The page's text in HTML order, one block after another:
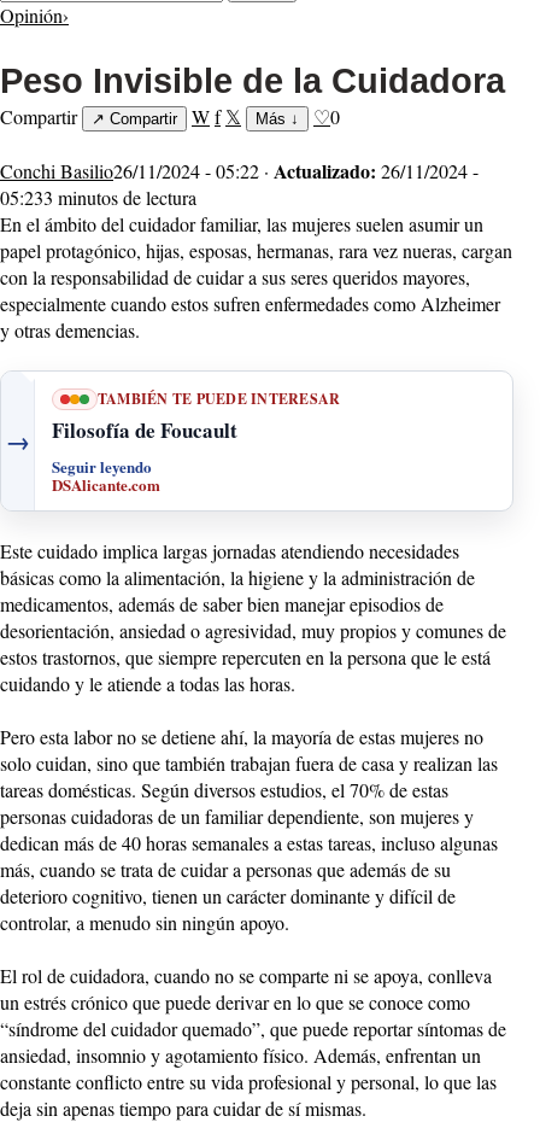
Opinión›
Peso Invisible de la Cuidadora
Compartir ↗ Compartir Wf 𝕏 Más ↓ ♡0
Conchi Basilio26/11/2024 - 05:22 · Actualizado: 26/11/2024 -
05:233 minutos de lectura
En el ámbito del cuidador familiar, las mujeres suelen asumir un
papel protagónico, hijas, esposas, hermanas, rara vez nueras, cargan
con la responsabilidad de cuidar a sus seres queridos mayores,
especialmente cuando estos sufren enfermedades como Alzheimer
y otras demencias.
→
TAMBIÉN TE PUEDE INTERESAR
Filosofía de Foucault
Seguir leyendo
DSAlicante.com
Este cuidado implica largas jornadas atendiendo necesidades
básicas como la alimentación, la higiene y la administración de
medicamentos, además de saber bien manejar episodios de
desorientación, ansiedad o agresividad, muy propios y comunes de
estos trastornos, que siempre repercuten en la persona que le está
cuidando y le atiende a todas las horas.
Pero esta labor no se detiene ahí, la mayoría de estas mujeres no
solo cuidan, sino que también trabajan fuera de casa y realizan las
tareas domésticas. Según diversos estudios, el 70% de estas
personas cuidadoras de un familiar dependiente, son mujeres y
dedican más de 40 horas semanales a estas tareas, incluso algunas
más, cuando se trata de cuidar a personas que además de su
deterioro cognitivo, tienen un carácter dominante y difícil de
controlar, a menudo sin ningún apoyo.
El rol de cuidadora, cuando no se comparte ni se apoya, conlleva
un estrés crónico que puede derivar en lo que se conoce como
“síndrome del cuidador quemado”, que puede reportar síntomas de
ansiedad, insomnio y agotamiento físico. Además, enfrentan un
constante conflicto entre su vida profesional y personal, lo que las
deja sin apenas tiempo para cuidar de sí mismas.